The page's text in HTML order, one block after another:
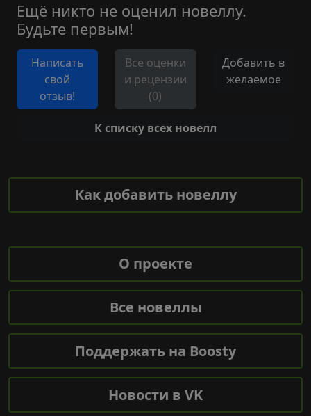
Ещё никто не оценил новеллу.
Будьте первым!
Написать
свой
отзыв!
Все оценки
и рецензии
(0)
Добавить в
желаемое
К списку всех новелл
Как добавить новеллу
О проекте
Все новеллы
Поддержать на Boosty
Новости в VK